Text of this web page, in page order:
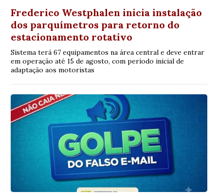
Frederico Westphalen inicia instalação
dos parquímetros para retorno do
estacionamento rotativo
Sistema terá 67 equipamentos na área central e deve entrar
em operação até 15 de agosto, com período inicial de
adaptação aos motoristas